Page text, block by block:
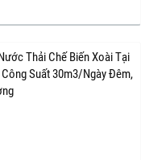
Thải Chế Biến Xoài Tại
Suất 30m3/Ngày Đêm,